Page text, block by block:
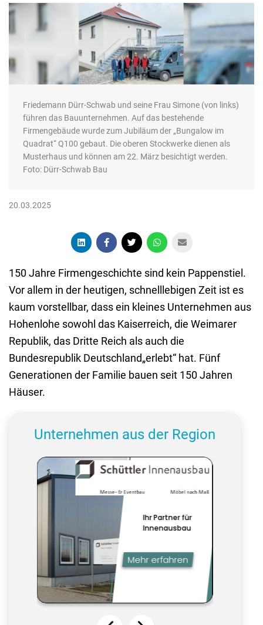
Friedemann Dürr-Schwab und seine Frau Simone (von links)
führen das Bauunternehmen. Auf das bestehende
Firmengebäude wurde zum Jubiläum der „Bungalow im
Quadrat“ Q100 gebaut. Die oberen Stockwerke dienen als
Musterhaus und können am 22. März besichtigt werden.
Foto: Dürr-Schwab Bau
20.03.2025
150 Jahre Firmengeschichte sind kein Pappenstiel.
Vor allem in der heutigen, schnelllebigen Zeit ist es
kaum vorstellbar, dass ein kleines Unternehmen aus
Hohenlohe sowohl das Kaiserreich, die Weimarer
Republik, das Dritte Reich als auch die
Bundesrepublik Deutschland„erlebt“ hat. Fünf
Generationen der Familie bauen seit 150 Jahren
Häuser.
Unternehmen aus der Region